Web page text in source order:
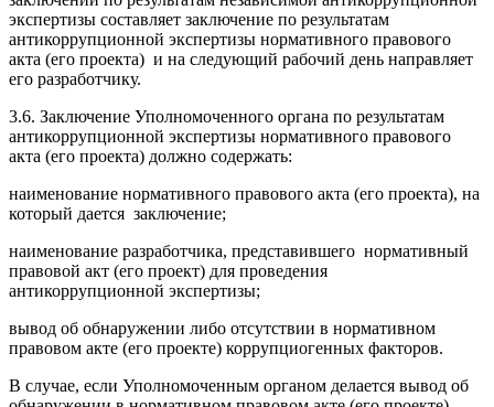
экспертизы составляет заключение по результатам
антикоррупционной экспертизы нормативного правового
акта (его проекта) и на следующий рабочий день направляет
его разработчику.
3.6. Заключение Уполномоченного органа по результатам
антикоррупционной экспертизы нормативного правового
акта (его проекта) должно содержать:
наименование нормативного правового акта (его проекта), на
который дается заключение;
наименование разработчика, представившего нормативный
правовой акт (его проект) для проведения
антикоррупционной экспертизы;
вывод об обнаружении либо отсутствии в нормативном
правовом акте (его проекте) коррупциогенных факторов.
В случае, если Уполномоченным органом делается вывод об